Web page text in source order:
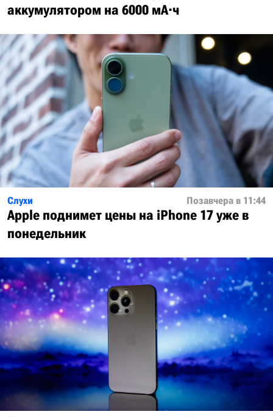
аккумулятором на 6000 мА·ч
Слухи Позавчера в 11:44
Apple поднимет цены на iPhone 17 уже в
понедельник